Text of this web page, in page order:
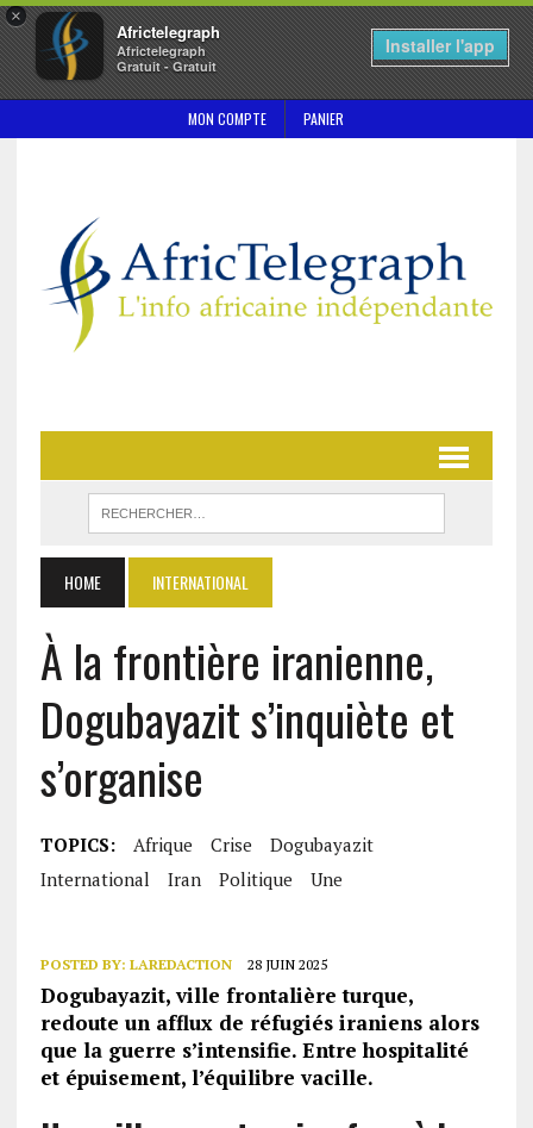
×
Africtelegraph
Africtelegraph
Gratuit - Gratuit
Installer l'app
MON COMPTE PANIER
HOME INTERNATIONAL
À la frontière iranienne,
Dogubayazit s’inquiète et
s’organise
TOPICS: Afrique Crise
Dogubayazit
International
Iran Politique Une
POSTED BY: LAREDACTION 28 JUIN 2025
Dogubayazit, ville frontalière turque,
redoute un afflux de réfugiés iraniens alors
que la guerre s’intensifie. Entre hospitalité
et épuisement, l’équilibre vacille.